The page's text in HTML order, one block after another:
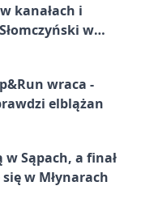
kanałach i
w
wraca -
elblążan
Sąpach, a finał
w Młynarach